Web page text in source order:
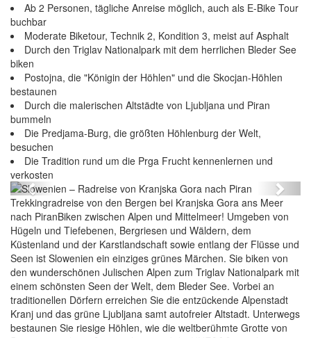
Ab 2 Personen, tägliche Anreise möglich, auch als E-Bike Tour
buchbar
Moderate Biketour, Technik 2, Kondition 3, meist auf Asphalt
Durch den Triglav Nationalpark mit dem herrlichen Bleder See
biken
Postojna, die "Königin der Höhlen" und die Skocjan-Höhlen
bestaunen
Durch die malerischen Altstädte von Ljubljana und Piran
bummeln
Die Predjama-Burg, die größten Höhlenburg der Welt,
besuchen
Die Tradition rund um die Prga Frucht kennenlernen und
verkosten
Piran
Previous Next
Trekkingradreise von den Bergen bei Kranjska Gora ans Meer
nach PiranBiken zwischen Alpen und Mittelmeer! Umgeben von
Hügeln und Tiefebenen, Bergriesen und Wäldern, dem
Küstenland und der Karstlandschaft sowie entlang der Flüsse und
Seen ist Slowenien ein einziges grünes Märchen. Sie biken von
den wunderschönen Julischen Alpen zum Triglav Nationalpark mit
einem schönsten Seen der Welt, dem Bleder See. Vorbei an
traditionellen Dörfern erreichen Sie die entzückende Alpenstadt
Kranj und das grüne Ljubljana samt autofreier Altstadt. Unterwegs
bestaunen Sie riesige Höhlen, wie die weltberühmte Grotte von